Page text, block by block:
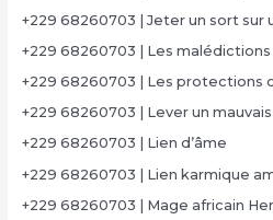
+229 68260703 | Jeter un sort sur
+229 68260703 | Les
+229 68260703 | Les protections
+229 68260703 | Lever un
+229 68260703 | Lien d’âme
+229 68260703 | Lien karmique
+229 68260703 | Mage africain